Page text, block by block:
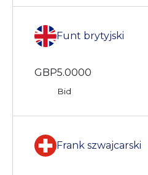
Funt brytyjski
GBP5.0000
Bid
Frank szwajcarski